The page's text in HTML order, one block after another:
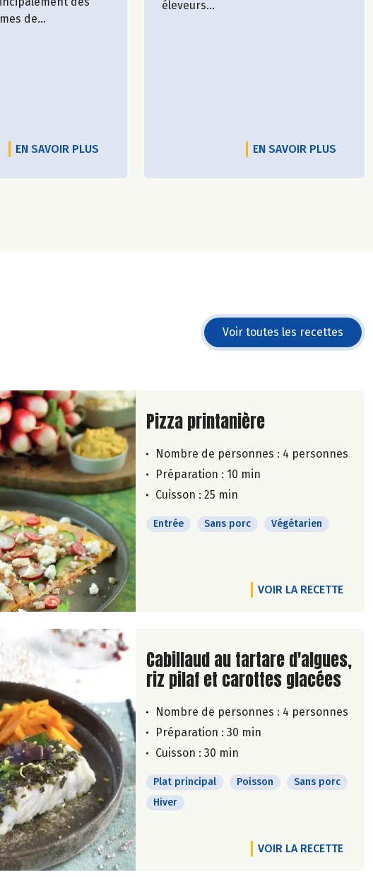
de...
EN SAVOIR PLUS
éleveurs...
EN SAVOIR PLUS
Voir toutes les recettes
Lire la suite de la recette
Pizza printanière
Nombre de personnes : 4 personnes
Préparation : 10 min
Cuisson : 25 min
Entrée Sans porc Végétarien
VOIR LA RECETTE
Lire la suite de la recette
Cabillaud au tartare d'algues,
riz pilaf et carottes glacées
Nombre de personnes : 4 personnes
Préparation : 30 min
Cuisson : 30 min
Plat principal Poisson
Sans porc
Hiver
VOIR LA RECETTE